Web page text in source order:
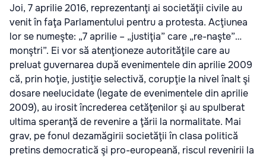
Joi, 7 aprilie 2016, reprezentanţi ai societăţii civile au
venit în faţa Parlamentului pentru a protesta. Acţiunea
lor se numeşte: „7 aprilie – „justiţia” care „re-naşte”…
monştri”. Ei vor să atenţioneze autorităţile care au
preluat guvernarea după evenimentele din aprilie 2009
că, prin hoţie, justiţie selectivă, corupţie la nivel înalt şi
dosare neelucidate (legate de evenimentele din aprilie
2009), au irosit încrederea cetăţenilor şi au spulberat
ultima speranţă de revenire a ţării la normalitate. Mai
grav, pe fonul dezamăgirii societăţii în clasa politică
pretins democratică şi pro-europeană, riscul revenirii la